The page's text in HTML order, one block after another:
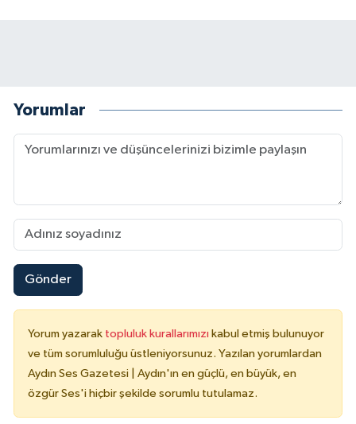
Yorumlar
Gönder
Yorum yazarak topluluk kurallarımızı kabul etmiş bulunuyor
ve tüm sorumluluğu üstleniyorsunuz. Yazılan yorumlardan
Aydın Ses Gazetesi | Aydın'ın en güçlü, en büyük, en
özgür Ses'i hiçbir şekilde sorumlu tutulamaz.